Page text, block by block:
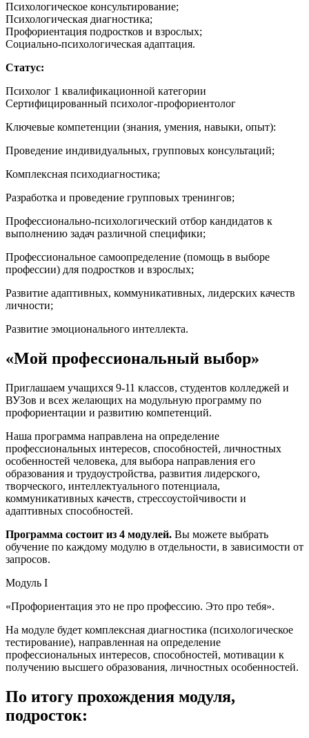
Психологическое консультирование;
Психологическая диагностика;
Профориентация подростков и взрослых;
Социально-психологическая адаптация.
Статус:
Психолог 1 квалификационной категории
Сертифицированный психолог-профориентолог
Ключевые компетенции (знания, умения, навыки, опыт):
Проведение индивидуальных, групповых консультаций;
Комплексная психодиагностика;
Разработка и проведение групповых тренингов;
Профессионально-психологический отбор кандидатов к
выполнению задач различной специфики;
Профессиональное самоопределение (помощь в выборе
профессии) для подростков и взрослых;
Развитие адаптивных, коммуникативных, лидерских качеств
личности;
Развитие эмоционального интеллекта.
«Мой профессиональный выбор»
Приглашаем учащихся 9-11 классов, студентов колледжей и
ВУЗов и всех желающих на модульную программу по
профориентации и развитию компетенций.
Наша программа направлена на определение
профессиональных интересов, способностей, личностных
особенностей человека, для выбора направления его
образования и трудоустройства, развития лидерского,
творческого, интеллектуального потенциала,
коммуникативных качеств, стрессоустойчивости и
адаптивных способностей.
Программа состоит из 4 модулей. Вы можете выбрать
обучение по каждому модулю в отдельности, в зависимости от
запросов.
Модуль I
«Профориентация это не про профессию. Это про тебя».
На модуле будет комплексная диагностика (психологическое
тестирование), направленная на определение
профессиональных интересов, способностей, мотивации к
получению высшего образования, личностных особенностей.
По итогу прохождения модуля,
подросток: